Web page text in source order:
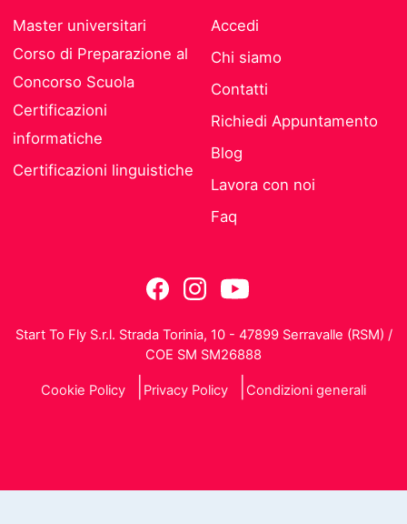
Master universitari
Corso di Preparazione al
Concorso Scuola
Certificazioni
informatiche
Certificazioni linguistiche
Accedi
Chi siamo
Contatti
Richiedi Appuntamento
Blog
Lavora con noi
Faq
Start To Fly S.r.l. Strada Torinia, 10 - 47899 Serravalle (RSM) /
COE SM SM26888
Cookie Policy Privacy Policy Condizioni generali